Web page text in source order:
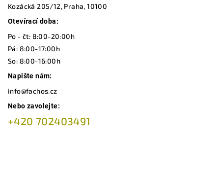
Kozácká 205/12, Praha, 10100
Otevírací doba:
Po - čt: 8:00-20:00h
Pá: 8:00-17:00h
So: 8:00-16:00h
Napište nám:
info@fachos.cz
Nebo zavolejte:
+420 702403491